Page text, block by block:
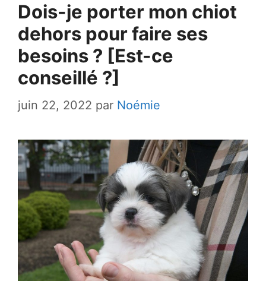
Dois-je porter mon chiot
dehors pour faire ses
besoins ? [Est-ce
conseillé ?]
juin 22, 2022 par Noémie